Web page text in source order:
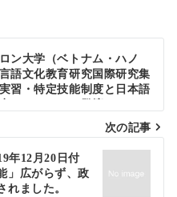
ン大学（ベトナム・ハノ
語文化教育研究国際研究集
習・特定技能制度と日本語
次の記事
年12月20日付
」広がらず、政
れました。